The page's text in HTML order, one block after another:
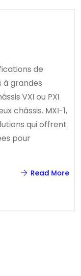
de
à grandes
VXI ou PXI
châssis. MXI-1,
qui offrent
pour
Read More